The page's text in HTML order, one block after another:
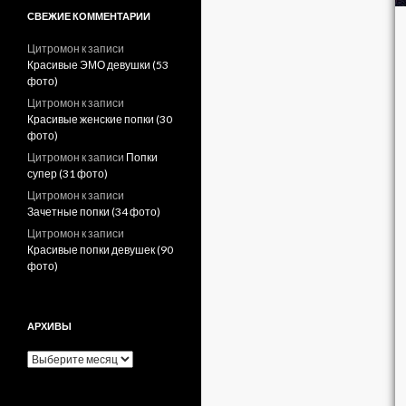
СВЕЖИЕ КОММЕНТАРИИ
Цитромон к записи
Красивые ЭМО девушки (53
фото)
Цитромон к записи
Красивые женские попки (30
фото)
Цитромон к записи Попки
супер (31 фото)
Цитромон к записи
Зачетные попки (34 фото)
Цитромон к записи
Красивые попки девушек (90
фото)
АРХИВЫ
А